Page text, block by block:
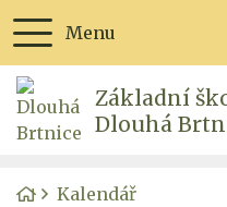
Menu
Základní
Dlouhá
Úvodní stránka
Kalendář